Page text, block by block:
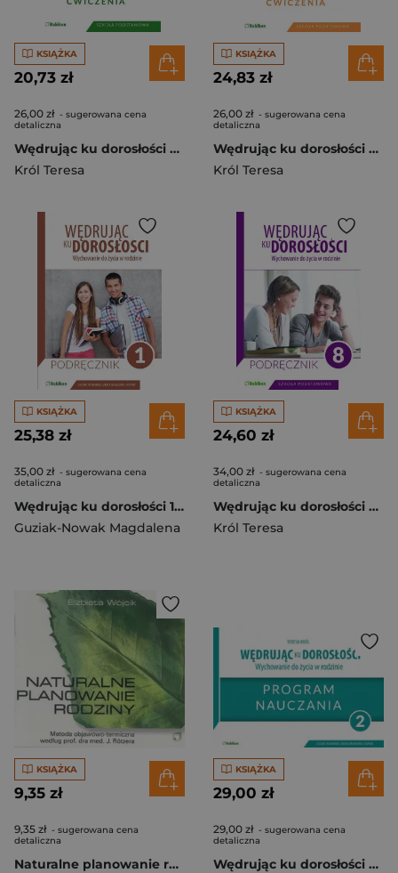
KSIĄŻKA
20,73 zł
26,00 zł - sugerowana cena
detaliczna
Wędrując ku dorosłości 5 Ćwiczenia Wychowanie do życia w rodzinie. Szkoła podstawowa
Król Teresa
KSIĄŻKA
24,83 zł
26,00 zł - sugerowana cena
detaliczna
Wędrując ku dorosłości 6 Wychowanie do życia w rodzinie Ćwiczenia Szkoła podstawowa
Król Teresa
KSIĄŻKA
25,38 zł
35,00 zł - sugerowana cena
detaliczna
Wędrując ku dorosłości 1 Podręcznik Wychowanie do życia w rodzinie Szkoła ponadpodstawowa
Guziak-Nowak Magdalena
KSIĄŻKA
24,60 zł
34,00 zł - sugerowana cena
detaliczna
Wędrując ku dorosłości Podręcznik dla klasy 8 szkoły podstawowej Wychowanie do życia w rodzinie.
Król Teresa
KSIĄŻKA
9,35 zł
9,35 zł - sugerowana cena
detaliczna
Naturalne planowanie rodziny
KSIĄŻKA
29,00 zł
29,00 zł - sugerowana cena
detaliczna
Wędrując ku dorosłości LO 2 program naucz. RUBIKON